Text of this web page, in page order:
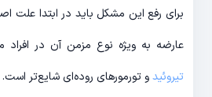
برای رفع این مشکل باید در ابتدا علت
عارضه به ویژه نوع مزمن آن در افراد
تیروئیدو تورمورهای روده‌ای شایع‌تر است.